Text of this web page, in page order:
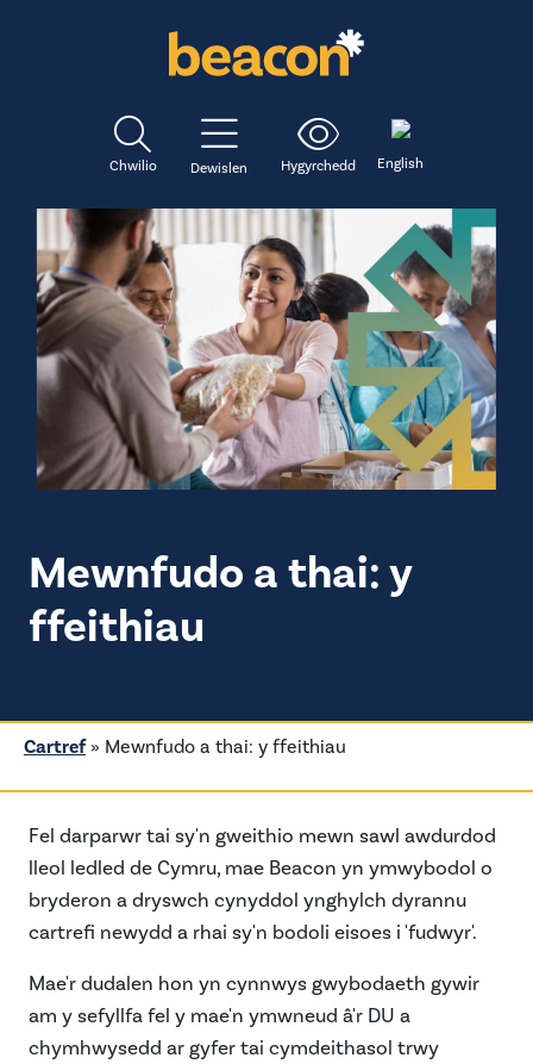
Chwilio Dewislen Hygyrchedd English
Mewnfudo a thai: y
ffeithiau
Cartref» Mewnfudo a thai: y ffeithiau
Fel darparwr tai sy'n gweithio mewn sawl awdurdod
lleol ledled de Cymru, mae Beacon yn ymwybodol o
bryderon a dryswch cynyddol ynghylch dyrannu
cartrefi newydd a rhai sy'n bodoli eisoes i 'fudwyr'.
Mae'r dudalen hon yn cynnwys gwybodaeth gywir
am y sefyllfa fel y mae'n ymwneud â'r DU a
chymhwysedd ar gyfer tai cymdeithasol trwy